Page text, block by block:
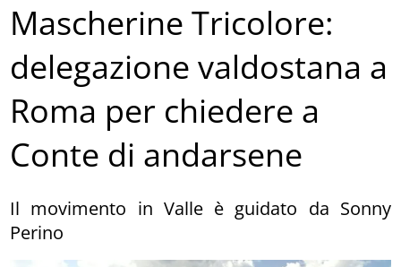
Mascherine Tricolore:
delegazione valdostana a
Roma per chiedere a
Conte di andarsene
Il movimento in Valle è guidato da Sonny
Perino